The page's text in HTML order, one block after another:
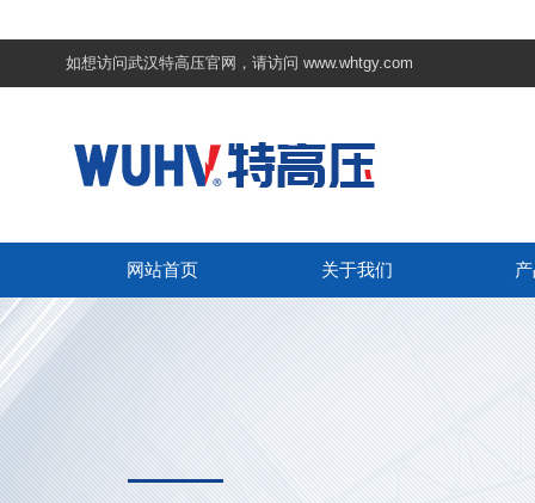
如想访问武汉特高压官网，请访问 www.whtgy.com
网站首页 关于我们